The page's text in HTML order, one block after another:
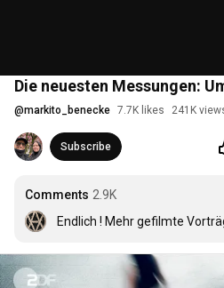
Die neuesten Messungen:
@markito_benecke 7.7K likes 241K
Subscribe
Comments 2.9K
Endlich ! Mehr gefilmte